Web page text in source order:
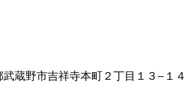
野市吉祥寺本町２丁目１３−１４